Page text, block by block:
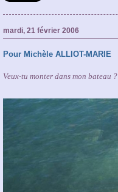
mardi, 21 février 2006
Pour Michèle ALLIOT-MARIE
Veux-tu monter dans mon bateau ?